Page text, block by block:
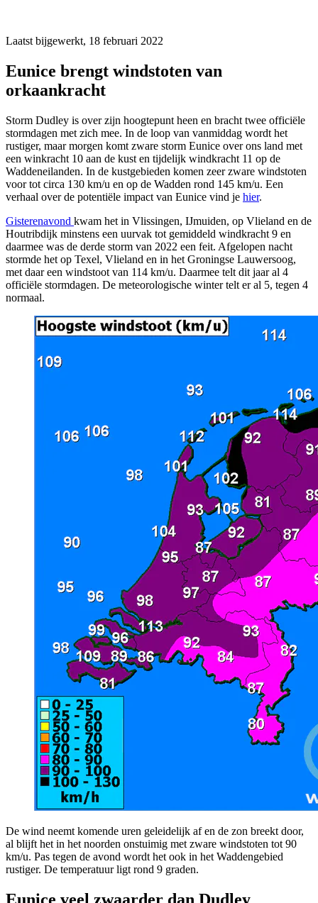
Laatst bijgewerkt, 18 februari 2022
Eunice brengt windstoten van
orkaankracht
Storm Dudley is over zijn hoogtepunt heen en bracht twee officiële
stormdagen met zich mee. In de loop van vanmiddag wordt het
rustiger, maar morgen komt zware storm Eunice over ons land met
een winkracht 10 aan de kust en tijdelijk windkracht 11 op de
Waddeneilanden. In de kustgebieden komen zeer zware windstoten
voor tot circa 130 km/u en op de Wadden rond 145 km/u. Een
verhaal over de potentiële impact van Eunice vind je hier.
Gisterenavond kwam het in Vlissingen, IJmuiden, op Vlieland en de
Houtribdijk minstens een uurvak tot gemiddeld windkracht 9 en
daarmee was de derde storm van 2022 een feit. Afgelopen nacht
stormde het op Texel, Vlieland en in het Groningse Lauwersoog,
met daar een windstoot van 114 km/u. Daarmee telt dit jaar al 4
officiële stormdagen. De meteorologische winter telt er al 5, tegen 4
normaal.
De wind neemt komende uren geleidelijk af en de zon breekt door,
al blijft het in het noorden onstuimig met zware windstoten tot 90
km/u. Pas tegen de avond wordt het ook in het Waddengebied
rustiger. De temperatuur ligt rond 9 graden.